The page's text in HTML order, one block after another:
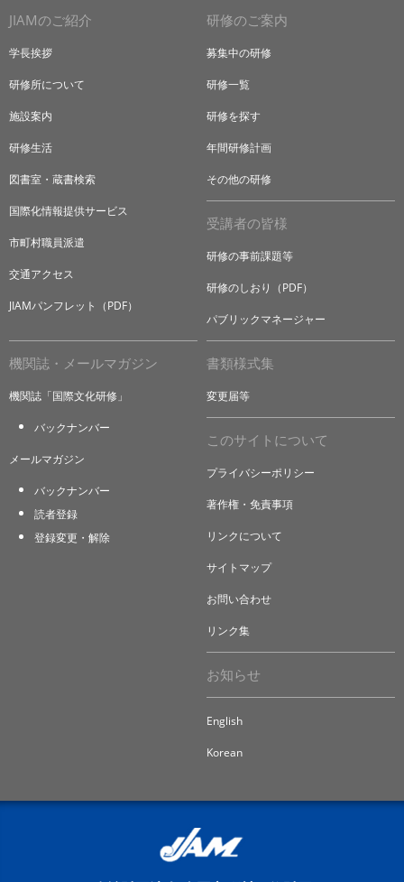
JIAMのご紹介
学長挨拶
研修所について
施設案内
研修生活
図書室・蔵書検索
国際化情報提供サービス
市町村職員派遣
交通アクセス
JIAMパンフレット（PDF）
研修のご案内
募集中の研修
研修一覧
研修を探す
年間研修計画
その他の研修
受講者の皆様
研修の事前課題等
研修のしおり（PDF）
パブリックマネージャー
機関誌・メールマガジン
機関誌「国際文化研修」
バックナンバー
メールマガジン
バックナンバー
読者登録
登録変更・解除
書類様式集
変更届等
このサイトについて
プライバシーポリシー
著作権・免責事項
リンクについて
サイトマップ
お問い合わせ
リンク集
お知らせ
English
Korean